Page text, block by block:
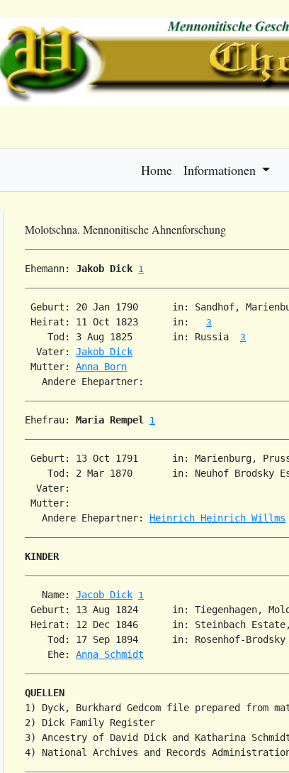
Home Informationen
Molotschna. Mennonitische Ahnenforschung
Ehemann: Jakob Dick 1
Geburt: 20 Jan 1790      in: Sandhof,
Heirat: 11 Oct 1823      in: 3
    Tod: 3 Aug 1825       in: Russia
3
  Vater:
Jakob Dick
Mutter: Anna Born
Ehefrau: Maria Rempel 1
Geburt: 13 Oct 1791      in: Marienburg,
Tod: 2 Mar 1870       in: Neuhof Brodsky
  Vater:
Mutter:
   Andere Ehepartner:
Heinrich Heinrich Willms
KINDER
   Name:
Jacob Dick 1
Geburt: 13 Aug 1824      in: Tiegenhagen,
Heirat: 12 Dec 1846      in: Steinbach Estate,
Tod: 17 Sep 1894      in: Rosenhof-
    Ehe:
Anna Schmidt
QUELLEN
1) Dyck, Burkhard Gedcom file prepared from
2) Dick Family Register
3) Ancestry of David Dick and Katharina